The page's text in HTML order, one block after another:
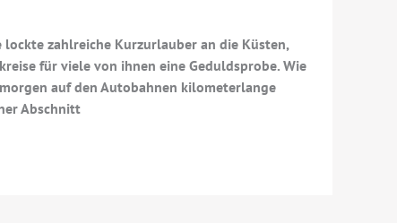
zahlreiche Kurzurlauber an die Küsten,
für viele von ihnen eine Geduldsprobe. Wie
auf den Autobahnen kilometerlange
Abschnitt